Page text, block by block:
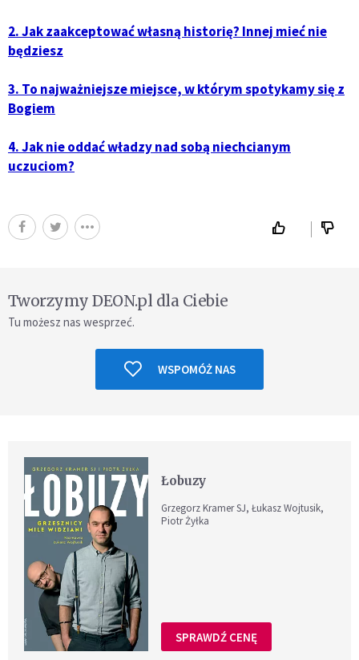
2. Jak zaakceptować własną historię? Innej mieć nie
będziesz
3. To najważniejsze miejsce, w którym spotykamy się z
Bogiem
4. Jak nie oddać władzy nad sobą niechcianym
uczuciom?
Tworzymy DEON.pl dla Ciebie
Tu możesz nas wesprzeć.
WSPOMÓŻ NAS
Łobuzy
Grzegorz Kramer SJ, Łukasz Wojtusik,
Piotr Żyłka
SPRAWDŹ CENĘ